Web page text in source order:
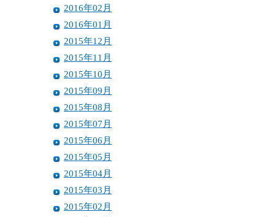
2016年02月
2016年01月
2015年12月
2015年11月
2015年10月
2015年09月
2015年08月
2015年07月
2015年06月
2015年05月
2015年04月
2015年03月
2015年02月